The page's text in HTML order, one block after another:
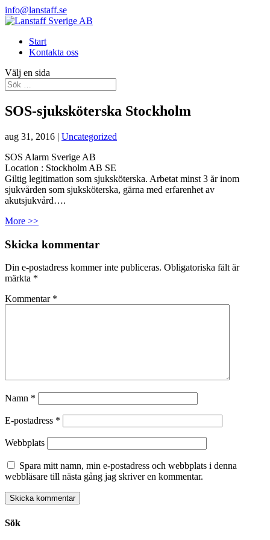
info@lanstaff.se
Start
Kontakta oss
Välj en sida
SOS-sjuksköterska Stockholm
aug 31, 2016 | Uncategorized
SOS Alarm Sverige AB
Location : Stockholm AB SE
Giltig legitimation som sjuksköterska. Arbetat minst 3 år inom
sjukvården som sjuksköterska, gärna med erfarenhet av
akutsjukvård….
More >>
Skicka kommentar
Din e-postadress kommer inte publiceras. Obligatoriska fält är
märkta *
Kommentar *
Namn *
E-postadress *
Webbplats
Spara mitt namn, min e-postadress och webbplats i denna
webbläsare till nästa gång jag skriver en kommentar.
Sök